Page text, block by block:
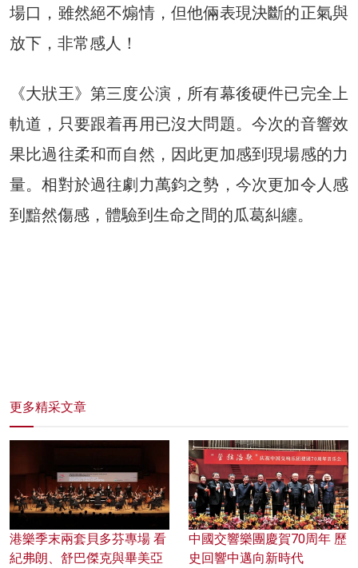
場口，雖然絕不煽情，但他倆表現決斷的正氣與
放下，非常感人！
《大狀王》第三度公演，所有幕後硬件已完全上
軌道，只要跟着再用已沒大問題。今次的音響效
果比過往柔和而自然，因此更加感到現場感的力
量。相對於過往劇力萬鈞之勢，今次更加令人感
到黯然傷感，體驗到生命之間的瓜葛糾纏。
更多精采文章
港樂季末兩套貝多芬專場 看
紀弗朗、舒巴傑克與畢美亞
中國交響樂團慶賀70周年 歷
史回響中邁向新時代